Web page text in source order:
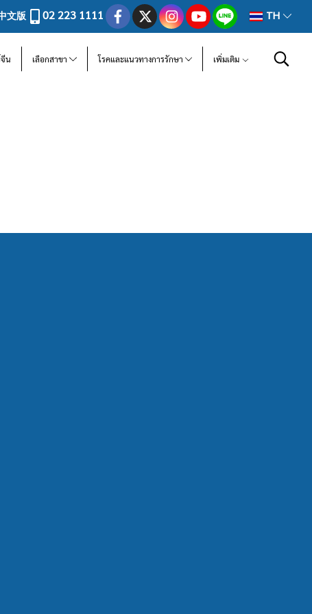
文版 02 223 1111 TH
น เลือกสาขา โรคและแนวทางการรักษา เพิ่มเติม